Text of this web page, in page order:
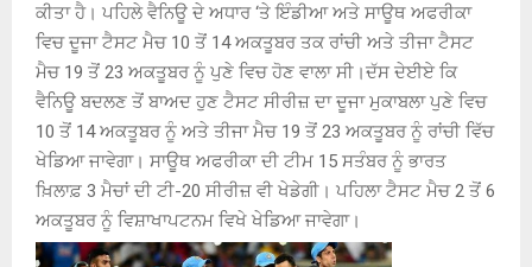
ਕੀਤਾ ਹੈ। ਪਹਿਲੇ ਵੈਨਿਊ ਦੇ ਅਧਾਰ ‘ਤੇ ਇੰਡੀਆ ਅਤੇ ਸਾਊਥ ਅਫਰੀਕਾ
ਵਿਚ ਦੂਜਾ ਟੈਸਟ ਮੈਚ 10 ਤੋਂ 14 ਅਕਤੂਬਰ ਤਕ ਰਾਂਚੀ ਅਤੇ ਤੀਜਾ ਟੈਸਟ
ਮੈਚ 19 ਤੋਂ 23 ਅਕਤੂਬਰ ਨੂੰ ਪੁਣੇ ਵਿਚ ਹੋਣ ਵਾਲਾ ਸੀ।ਦੱਸ ਦੇਈਏ ਕਿ
ਵੈਨਿਊ ਬਦਲਣ ਤੋਂ ਬਾਅਦ ਹੁਣ ਟੈਸਟ ਸੀਰੀਜ਼ ਦਾ ਦੂਜਾ ਮੁਕਾਬਲਾ ਪੁਣੇ ਵਿਚ
10 ਤੋਂ 14 ਅਕਤੂਬਰ ਨੂੰ ਅਤੇ ਤੀਜਾ ਮੈਚ 19 ਤੋਂ 23 ਅਕਤੂਬਰ ਨੂੰ ਰਾਂਚੀ ਵਿੱਚ
ਖੇਡਿਆ ਜਾਵੇਗਾ। ਸਾਊਥ ਅਫਰੀਕਾ ਦੀ ਟੀਮ 15 ਸਤੰਬਰ ਨੂੰ ਭਾਰਤ
ਖ਼ਿਲਾਫ਼ 3 ਮੈਚਾਂ ਦੀ ਟੀ-20 ਸੀਰੀਜ਼ ਵੀ ਖੇਡੇਗੀ। ਪਹਿਲਾ ਟੈਸਟ ਮੈਚ 2 ਤੋਂ 6
ਅਕਤੂਬਰ ਨੂੰ ਵਿਸ਼ਾਖਾਪਟਨਮ ਵਿਖੇ ਖੇਡਿਆ ਜਾਵੇਗਾ।